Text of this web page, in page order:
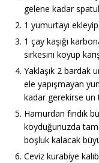
gelene kadar
1 yumurtayı
1 çay kaşığı
sirkesini koyup
Yaklaşık 2 bardak
ele yapışmayan
kadar gerekirse
Hamurdan fındık
koyduğunuzda
boşluk kalacak
Ceviz kurabiye